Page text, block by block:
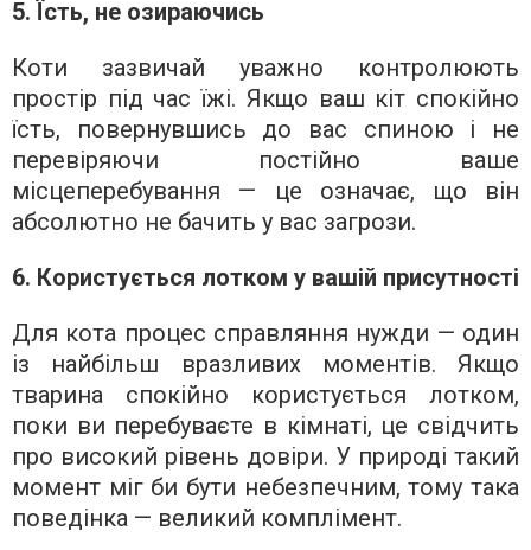
5. Їсть, не озираючись
Коти зазвичай уважно контролюють
простір під час їжі. Якщо ваш кіт спокійно
їсть, повернувшись до вас спиною і не
перевіряючи постійно ваше
місцеперебування — це означає, що він
абсолютно не бачить у вас загрози.
6. Користується лотком у вашій присутності
Для кота процес справляння нужди — один
із найбільш вразливих моментів. Якщо
тварина спокійно користується лотком,
поки ви перебуваєте в кімнаті, це свідчить
про високий рівень довіри. У природі такий
момент міг би бути небезпечним, тому така
поведінка — великий комплімент.